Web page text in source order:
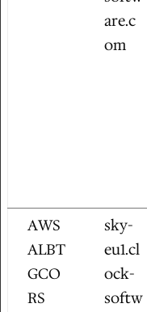
are.c
om
AWS
ALBT
GCO
RS
sky-
eu1.cl
ock-
softw